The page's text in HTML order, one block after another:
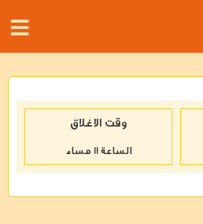
وقت الاغلاق
الساعة 11 مساء